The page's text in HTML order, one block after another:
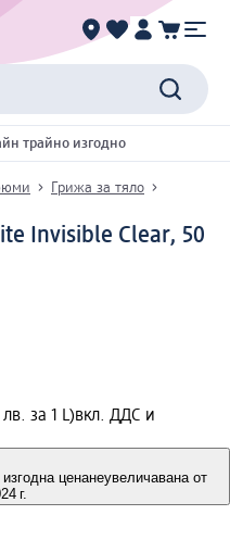
трайно изгодно
Грижа за тяло
Invisible Clear, 50
за 1 L)вкл. ДДС и
ценанеувеличавана от
г.